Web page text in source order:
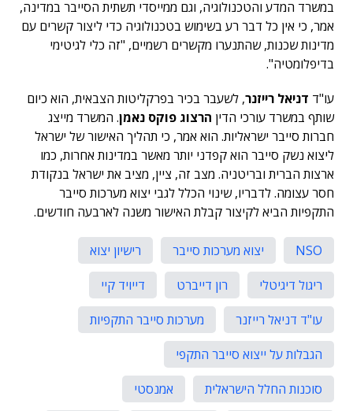
במשרד המדע והטכנולוגיה, וגם ממייסדי תשתית הסייבר במדינה,
אמר, כי אין כל דבר רע בשימוש בטכנולוגיה כדי ליצור קשרים עם
מדינות שכנות, שהתנערו מקשרים רשמיים, "זה כלי לגיטימי
בדיפלומטיה".
עו"ד דניאל רייזנר, לשעבר בכיר בפרקליטות הצבאית, הוא כיום
שותף במשרד עורכי הדין הרצוג פוקס נאמן. המשרד מייצג
חברות סייבר ישראליות. הוא אמר, כי תהליך האישור של ישראל
ליצוא נשק סייבר הוא קפדני יותר מאשר במדינות אחרות, כמו
ארצות הברית ובריטניה. מצב זה, ציין, מציב את ישראל בנקודת
חסר עצומה. לדבריו, שינוי הכלל לגבי יצוא מערכות סייבר
התקפיות הביא לקיצור קבלת האישור משנה לארבעה חודשים.
NSO יצוא מערכות סייבר
רישיון יצוא
ריגול דיגיטלי
רון דייברט
דייויד קיי
עו"ד דניאל רייזנר
מערכות סייבר התקפיות
הגבלות על ייצוא סייבר התקפי
סוכנות החלל הישראלית
אמנסטי